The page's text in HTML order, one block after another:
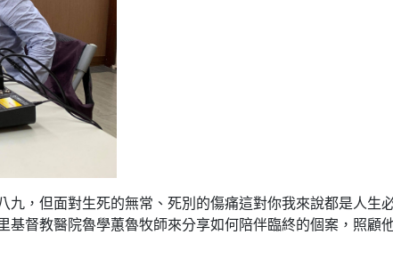
，但面對生死的無常、死別的傷痛這對你我來說都是人
督教醫院魯學蕙魯牧師來分享如何陪伴臨終的個案，照顧